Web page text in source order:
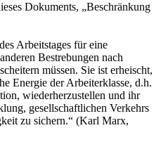
Dokuments, „Beschränkung
Arbeitstages für eine
Bestrebungen nach
müssen. Sie ist erheischt,
Energie der Arbeiterklasse, d.h.
wiederherzustellen und ihr
gesellschaftlichen Verkehrs
zu sichern.“ (Karl Marx,